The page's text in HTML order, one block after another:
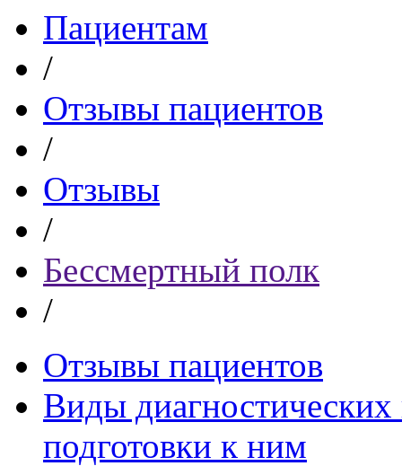
Пациентам
/
Отзывы пациентов
/
Отзывы
/
Бессмертный полк
/
Отзывы пациентов
Виды диагностических
подготовки к ним